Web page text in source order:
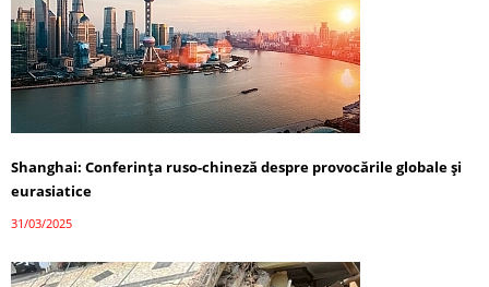
Shanghai: Conferința ruso-chineză despre provocările globale și
eurasiatice
31/03/2025